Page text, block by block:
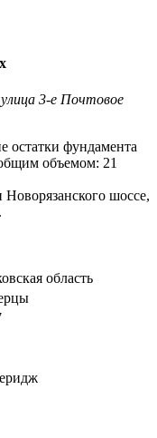
3-е Почтовое
остатки фундамента
объемом: 21
шоссе,
область